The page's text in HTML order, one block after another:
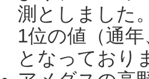
測としました
1位の値（通
となっており